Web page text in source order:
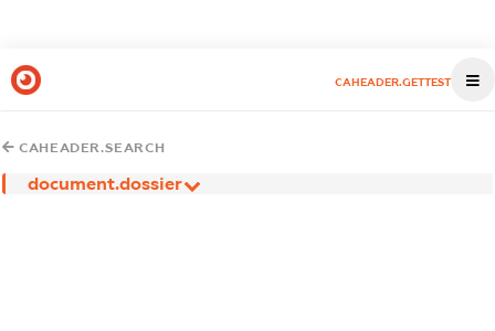
CAHEADER.GETTEST
CAHEADER.SEARCH
document.dossier